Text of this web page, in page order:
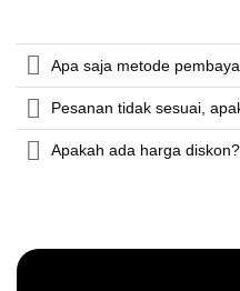
Apa saja metode
Pesanan tidak sesuai,
Apakah ada harga diskon?